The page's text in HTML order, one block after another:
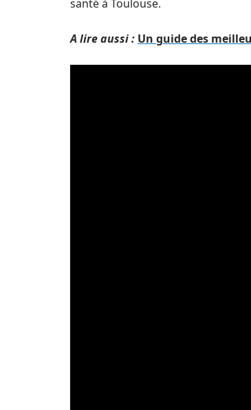
santé à Toulouse.
A lire aussi : Un guide des